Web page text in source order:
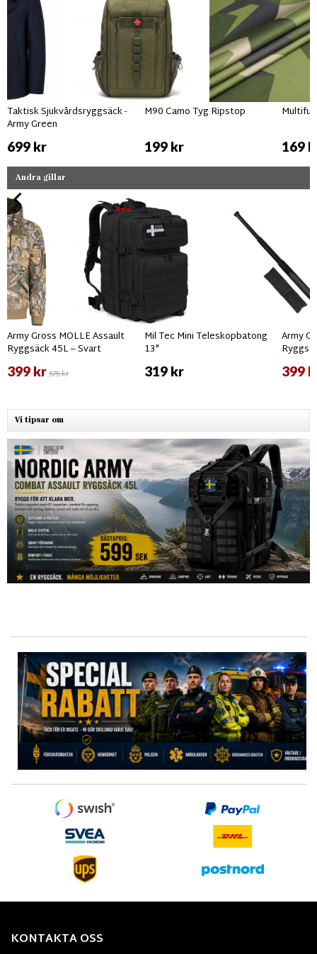
Taktisk Sjukvårdsryggsäck -
Army Green
699 kr
M90 Camo Tyg Ripstop
199 kr 169
Andra gillar
Rea
Army Gross MOLLE Assault
Ryggsäck 45L – Svart
399 kr575 kr
Mil Tec Mini Teleskopbatong
13"
319 kr
Army
399
Vi tipsar om
KONTAKTA OSS